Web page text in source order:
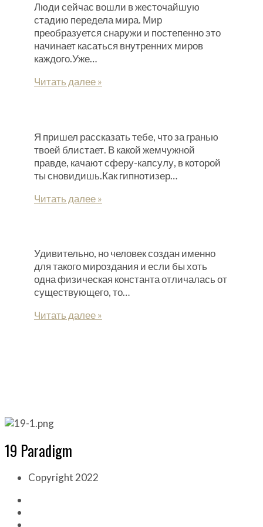
Люди сейчас вошли в жесточайшую
стадию передела мира. Мир
преобразуется снаружи и постепенно это
начинает касаться внутренних миров
каждого.Уже…
Читать далее »
Я пришел рассказать тебе, что за гранью
твоей блистает. В какой жемчужной
правде, качают сферу-капсулу, в которой
ты сновидишь.Как гипнотизер…
Читать далее »
Удивительно, но человек создан именно
для такого мироздания и если бы хоть
одна физическая константа отличалась от
существующего, то…
Читать далее »
19 Paradigm
Copyright 2022